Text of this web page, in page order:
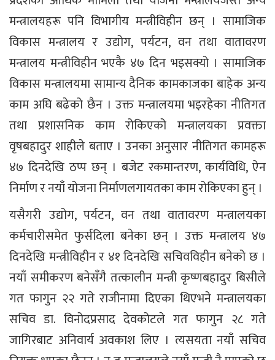
मन्त्रालयहरू पनि विभागीय मन्त्रीविहीन छन् । सामाजिक
विकास मन्त्रालय र उद्योग, पर्यटन, वन तथा वातावरण
मन्त्रालय मन्त्रीविहीन भएकै ४७ दिन भइसक्यो । सामाजिक
विकास मन्त्रालयमा सामान्य दैनिक कामकाजका बाहेक अन्य
काम अघि बढेको छैन । उक्त मन्त्रालयमा भइरहेका नीतिगत
तथा प्रशासनिक काम रोकिएको मन्त्रालयका प्रवक्ता
वृषबहादुर शाहीले बताए । उनका अनुसार नीतिगत कामहरू
४७ दिनदेखि ठप्प छन् । बजेट रकमान्तरण, कार्यविधि, ऐन
निर्माण र नयाँ योजना निर्माणलगायतका काम रोकिएका हुन् ।
यसैगरी उद्योग, पर्यटन, वन तथा वातावरण मन्त्रालयका
कर्मचारीसमेत फुर्सदिला बनेका छन् । उक्त मन्त्रालय ४७
दिनदेखि मन्त्रीविहीन र ४१ दिनदेखि सचिवविहीन बनेको छ ।
नयाँ समीकरण बनेसँगै तत्कालीन मन्त्री कृष्णबहादुर बिसीले
गत फागुन २२ गते राजीनामा दिएका थिएभने मन्त्रालयका
सचिव डा. विनोदप्रसाद देवकोटले गत फागुन २८ गते
जागिरबाट अनिवार्य अवकाश लिए । त्यसयता नयाँ सचिव